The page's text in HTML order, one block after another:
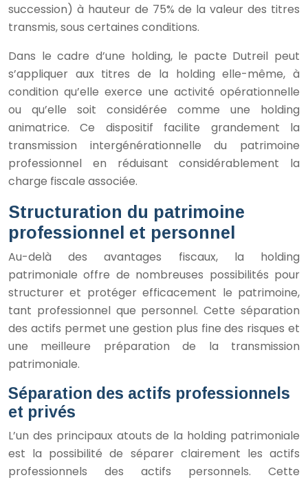
succession) à hauteur de 75% de la valeur des titres
transmis, sous certaines conditions.
Dans le cadre d’une holding, le pacte Dutreil peut
s’appliquer aux titres de la holding elle-même, à
condition qu’elle exerce une activité opérationnelle
ou qu’elle soit considérée comme une holding
animatrice. Ce dispositif facilite grandement la
transmission intergénérationnelle du patrimoine
professionnel en réduisant considérablement la
charge fiscale associée.
Structuration du patrimoine
professionnel et personnel
Au-delà des avantages fiscaux, la holding
patrimoniale offre de nombreuses possibilités pour
structurer et protéger efficacement le patrimoine,
tant professionnel que personnel. Cette séparation
des actifs permet une gestion plus fine des risques et
une meilleure préparation de la transmission
patrimoniale.
Séparation des actifs professionnels
et privés
L’un des principaux atouts de la holding patrimoniale
est la possibilité de séparer clairement les actifs
professionnels des actifs personnels. Cette